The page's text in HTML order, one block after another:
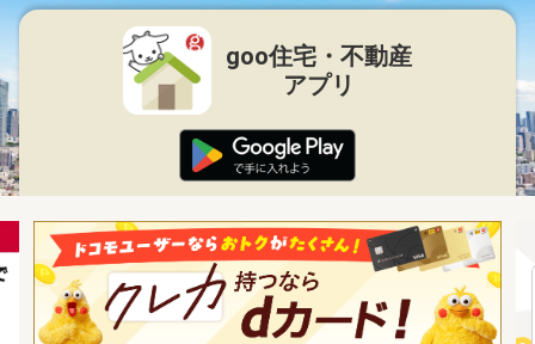
goo住宅・不動産
アプリ